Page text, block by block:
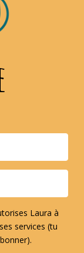
Laura à
services (tu